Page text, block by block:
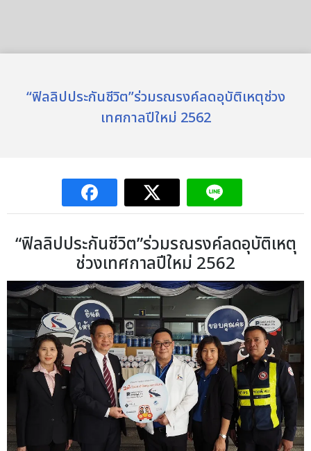
“ฟิลลิปประกันชีวิต”ร่วมรณรงค์ลดอุบัติเหตุช่วง
เทศกาลปีใหม่ 2562
“ฟิลลิปประกันชีวิต”ร่วมรณรงค์ลดอุบัติเหตุ
ช่วงเทศกาลปีใหม่ 2562